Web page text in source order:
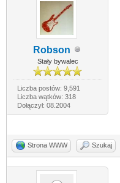
Robson
Stały bywalec
Liczba postów: 9,591
Liczba wątków: 318
Dołączył: 08.2004
Strona WWW Szukaj